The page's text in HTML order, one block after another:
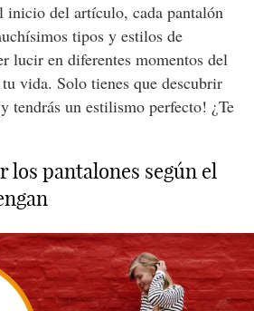
inicio del artículo, cada pantalón
tipos y estilos de
lucir en diferentes momentos del
vida. Solo tienes que descubrir
tendrás un estilismo perfecto! ¿Te
los pantalones según el